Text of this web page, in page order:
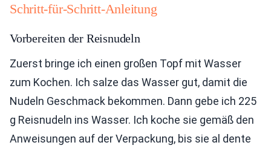
Schritt-für-Schritt-Anleitung
Vorbereiten der Reisnudeln
Zuerst bringe ich einen großen Topf mit Wasser
zum Kochen. Ich salze das Wasser gut, damit die
Nudeln Geschmack bekommen. Dann gebe ich 225
g Reisnudeln ins Wasser. Ich koche sie gemäß den
Anweisungen auf der Verpackung, bis sie al dente